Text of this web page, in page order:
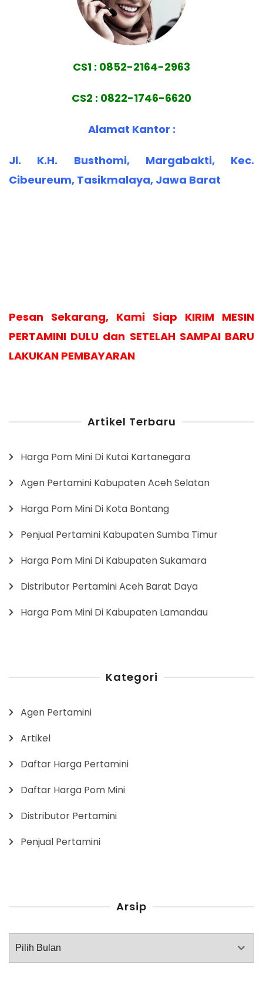
CS1 : 0852-2164-2963
CS2 : 0822-1746-6620
Alamat Kantor :
Jl. K.H. Busthomi, Margabakti, Kec.
Cibeureum, Tasikmalaya, Jawa Barat
Pesan Sekarang, Kami Siap KIRIM MESIN
PERTAMINI DULU dan SETELAH SAMPAI BARU
LAKUKAN PEMBAYARAN
Artikel Terbaru
Harga Pom Mini Di Kutai Kartanegara
Agen Pertamini Kabupaten Aceh Selatan
Harga Pom Mini Di Kota Bontang
Penjual Pertamini Kabupaten Sumba Timur
Harga Pom Mini Di Kabupaten Sukamara
Distributor Pertamini Aceh Barat Daya
Harga Pom Mini Di Kabupaten Lamandau
Kategori
Agen Pertamini
Artikel
Daftar Harga Pertamini
Daftar Harga Pom Mini
Distributor Pertamini
Penjual Pertamini
Arsip
Arsip